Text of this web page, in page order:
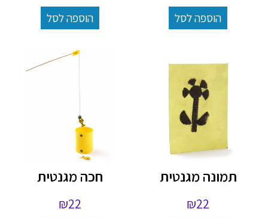
הוספה לסל הוספה לסל
תמונה מגנטית
₪22
חכה מגנטית
₪22